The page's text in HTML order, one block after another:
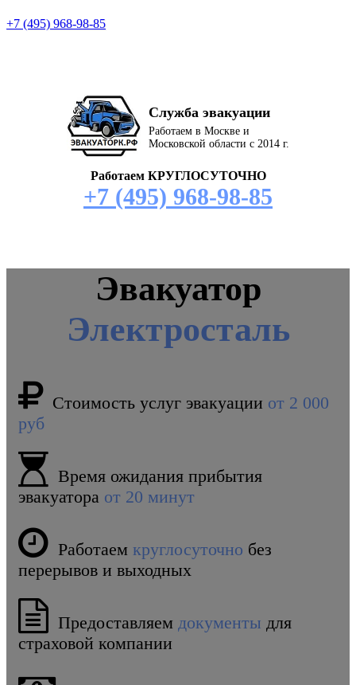
+7 (495) 968-98-85
Служба эвакуации
Работаем в Москве и
Московской области с 2014 г.
Работаем КРУГЛОСУТОЧНО
+7 (495) 968-98-85
Эвакуатор
Электросталь
Стоимость услуг эвакуации от 2 000
руб
Время ожидания прибытия
эвакуатора от 20 минут
Работаем круглосуточно без
перерывов и выходных
Предоставляем документы для
страховой компании